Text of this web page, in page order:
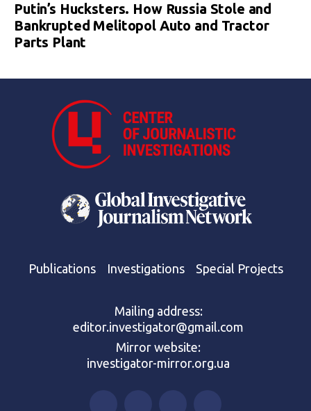
Putin’s Hucksters. How Russia Stole and
Bankrupted Melitopol Auto and Tractor
Parts Plant
Publications Investigations Special Projects
Mailing address:
editor.investigator@gmail.com
Mirror website:
investigator-mirror.org.ua